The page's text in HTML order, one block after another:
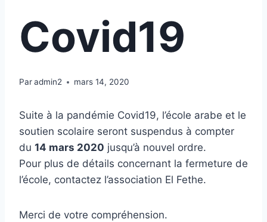
Covid19
Paradmin2 mars 14, 2020
Suite à la pandémie Covid19, l’école arabe et le
soutien scolaire seront suspendus à compter
du 14 mars 2020 jusqu’à nouvel ordre.
Pour plus de détails concernant la fermeture de
l’école, contactez l’association El Fethe.
Merci de votre compréhension.